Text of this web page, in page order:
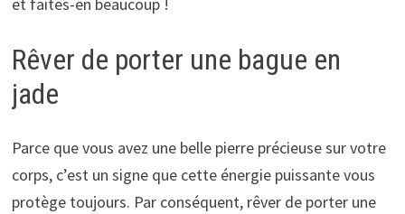
Rêver de porter une bague en
jade
Parce que vous avez une belle pierre précieuse sur votre
corps, c’est un signe que cette énergie puissante vous
protège toujours. Par conséquent, rêver de porter une